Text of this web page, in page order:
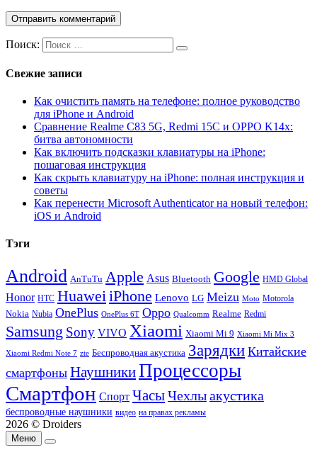
Поиск:
Свежие записи
Как очистить память на телефоне: полное руководство
для iPhone и Android
Сравнение Realme C83 5G, Redmi 15C и OPPO K14x:
битва автономности
Как включить подсказки клавиатуры на iPhone:
пошаговая инструкция
Как скрыть клавиатуру на iPhone: полная инструкция и
советы
Как перенести Microsoft Authenticator на новый телефон:
iOS и Android
Тэги
Android AnTuTu Apple Asus Bluetooth Google HMD Global
Honor HTC Huawei iPhone Lenovo LG Meizu Moto Motorola
Nokia Nubia OnePlus OnePlus 6T Oppo Qualcomm Realme Redmi
Samsung Sony VIVO Xiaomi Xiaomi Mi 9 Xiaomi Mi Mix 3
Xiaomi Redmi Note 7 zte Беспроводная акустика Зарядки Китайские
смартфоны НаушникиПроцессоры
Смартфон Спорт ЧасыЧехлыакустика
беспроводные наушники видео на правах рекламы
2026 © Droiders
Меню